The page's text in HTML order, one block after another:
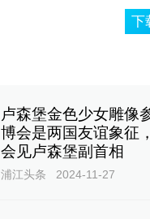
下
卢森堡金色少女雕像
博会是两国友谊象征
会见卢森堡副首相
浦江头条 2024-11-27